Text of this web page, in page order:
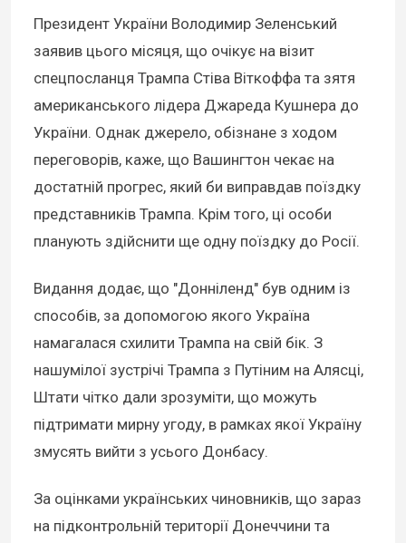
Президент України Володимир Зеленський
заявив цього місяця, що очікує на візит
спецпосланця Трампа Стіва Віткоффа та зятя
американського лідера Джареда Кушнера до
України. Однак джерело, обізнане з ходом
переговорів, каже, що Вашингтон чекає на
достатній прогрес, який би виправдав поїздку
представників Трампа. Крім того, ці особи
планують здійснити ще одну поїздку до Росії.
Видання додає, що "Донніленд" був одним із
способів, за допомогою якого Україна
намагалася схилити Трампа на свій бік. З
нашумілої зустрічі Трампа з Путіним на Алясці,
Штати чітко дали зрозуміти, що можуть
підтримати мирну угоду, в рамках якої Україну
змусять вийти з усього Донбасу.
За оцінками українських чиновників, що зараз
на підконтрольній території Донеччини та